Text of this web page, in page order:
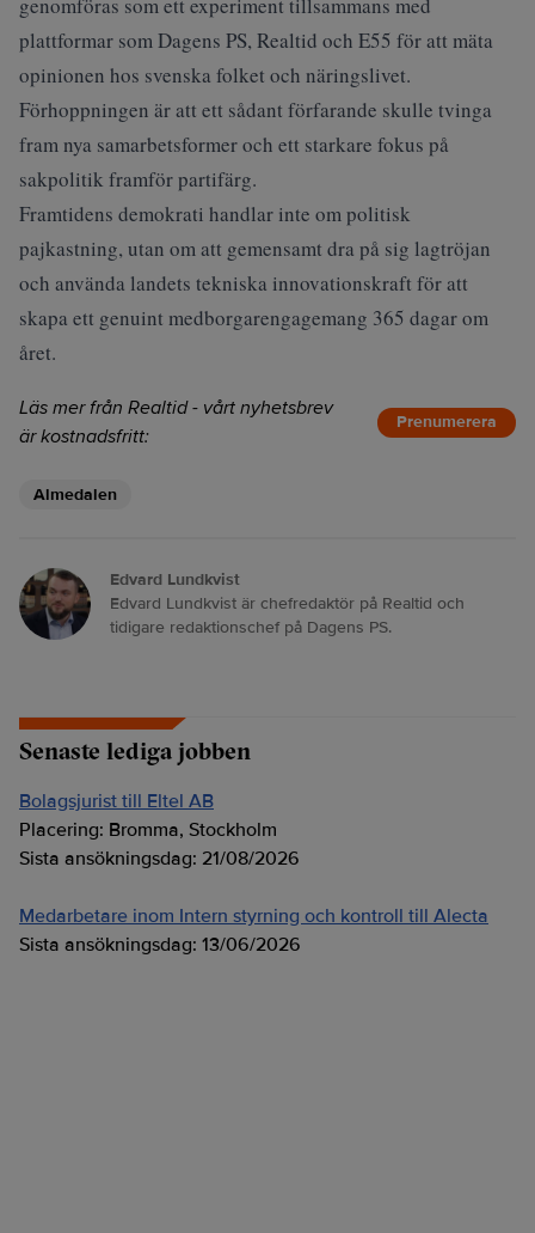
plattformar som Dagens PS, Realtid och E55 för att mäta
opinionen hos svenska folket och näringslivet.
Förhoppningen är att ett sådant förfarande skulle tvinga
fram nya samarbetsformer och ett starkare fokus på
sakpolitik framför partifärg.
Framtidens demokrati handlar inte om politisk
pajkastning, utan om att gemensamt dra på sig lagtröjan
och använda landets tekniska innovationskraft för att
skapa ett genuint medborgarengagemang 365 dagar om
året.
Läs mer från Realtid - vårt nyhetsbrev
är kostnadsfritt:
Prenumerera
Almedalen
Edvard Lundkvist
Edvard Lundkvist är chefredaktör på Realtid och
tidigare redaktionschef på Dagens PS.
Senaste lediga jobben
Bolagsjurist till Eltel AB
Placering: Bromma, Stockholm
Sista ansökningsdag: 21/08/2026
Medarbetare inom Intern styrning och kontroll till Alecta
Sista ansökningsdag: 13/06/2026